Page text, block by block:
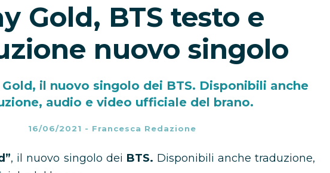
Gold, BTS testo e
nuovo singolo
il nuovo singolo dei BTS. Disponibili anche
audio e video ufficiale del brano.
16/06/2021 - Francesca Redazione
, il nuovo singolo dei BTS. Disponibili anche traduzione,